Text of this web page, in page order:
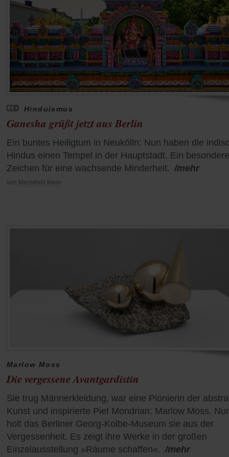
Hinduismus
Ganesha grüßt jetzt aus Berlin
Ein buntes Heiligtum in Neukölln: Nun haben die
Hindus einen Tempel in der Hauptstadt. Ein
Zeichen für eine wachsende Minderheit. /mehr
von Mechthild Klein
Marlow Moss
Die vergessene Avantgardistin
Sie trug Männerkleidung, war eine Pionierin der
Kunst und inspirierte Piet Mondrian: Marlow Moss.
holt das Berliner Georg-Kolbe-Museum sie aus der
Vergessenheit. Es zeigt ihre Werke in der großen
Einzelausstellung »Räume schaffen«. /mehr